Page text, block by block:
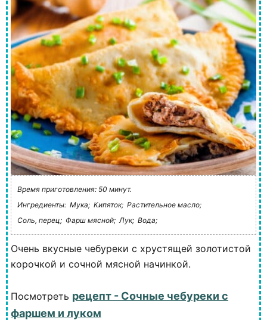
Время приготовления: 50 минут.
Ингредиенты: Мука; Кипяток; Растительное масло;
Соль, перец; Фарш мясной; Лук; Вода;
Очень вкусные чебуреки с хрустящей золотистой
корочкой и сочной мясной начинкой.
Посмотреть рецепт - Сочные чебуреки с
фаршем и луком